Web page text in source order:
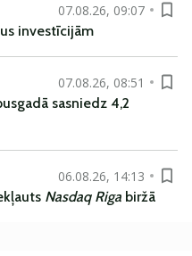
07.08.26, 09:07
investīcijām
07.08.26, 08:51
sasniedz 4,2
06.08.26, 14:13
Nasdaq Riga biržā